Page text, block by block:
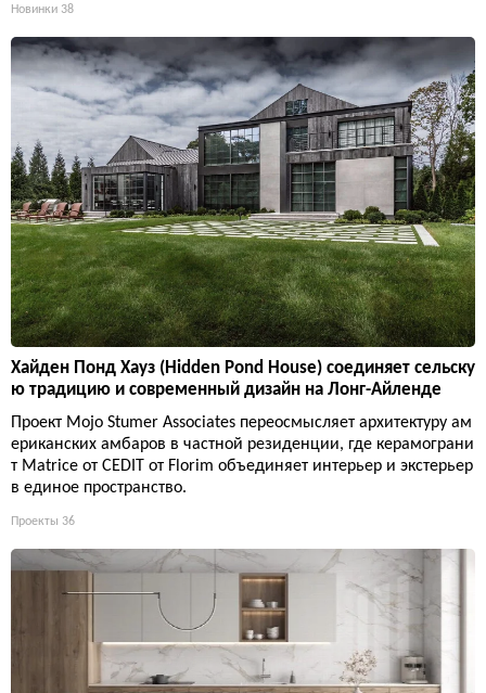
Новинки 38
Хайден Понд Хауз (Hidden Pond House) соединяет сельску
ю традицию и современный дизайн на Лонг-Айленде
Проект Mojo Stumer Associates переосмысляет архитектуру ам
ериканских амбаров в частной резиденции, где керамограни
т Matrice от CEDIT от Florim объединяет интерьер и экстерьер
в единое пространство.
Проекты 36